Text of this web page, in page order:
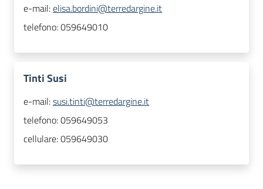
e-mail:elisa.bordini@terredargine.it
telefono:059649010
Tinti Susi
e-mail:susi.tinti@terredargine.it
telefono:059649053
cellulare:059649030